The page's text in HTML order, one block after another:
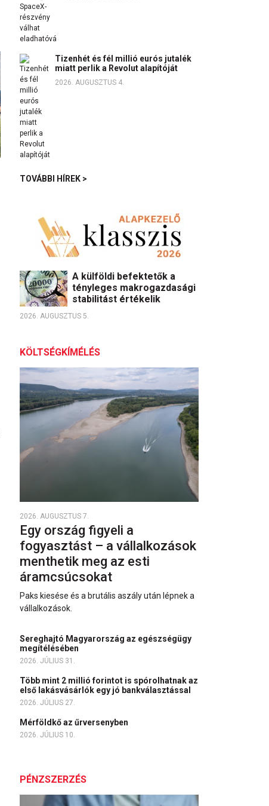
Tizenhét és fél millió eurós jutalék
miatt perlik a Revolut alapítóját
2026. AUGUSZTUS 4.
TOVÁBBI HÍREK >
A külföldi befektetők a
tényleges makrogazdasági
stabilitást értékelik
2026. AUGUSZTUS 5.
KÖLTSÉGKÍMÉLÉS
2026. AUGUSZTUS 7.
Egy ország figyeli a
fogyasztást – a vállalkozások
menthetik meg az esti
áramcsúcsokat
Paks kiesése és a brutális aszály után lépnek a
vállalkozások.
Sereghajtó Magyarország az egészségügy
megítélésében
2026. JÚLIUS 31.
Több mint 2 millió forintot is spórolhatnak az
első lakásvásárlók egy jó bankválasztással
2026. JÚLIUS 27.
Mérföldkő az űrversenyben
2026. JÚLIUS 10.
PÉNZSZERZÉS